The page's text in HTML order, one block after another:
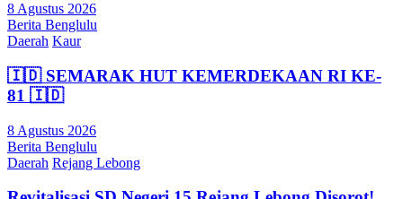
8 Agustus 2026
Berita Benglulu
Daerah Kaur
🇮🇩 SEMARAK HUT KEMERDEKAAN RI KE-
81 🇮🇩
8 Agustus 2026
Berita Benglulu
Daerah Rejang Lebong